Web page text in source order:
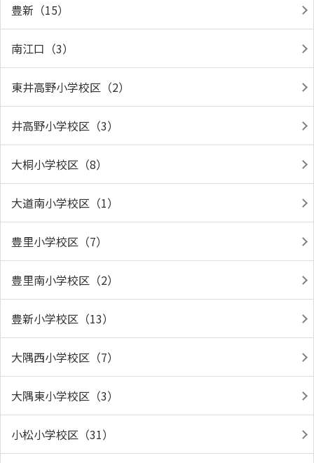
豊新（15）
南江口（3）
東井高野小学校区（2）
井高野小学校区（3）
大桐小学校区（8）
大道南小学校区（1）
豊里小学校区（7）
豊里南小学校区（2）
豊新小学校区（13）
大隅西小学校区（7）
大隅東小学校区（3）
小松小学校区（31）